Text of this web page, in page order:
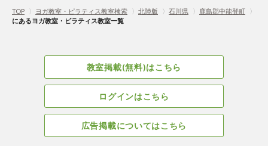
TOP 〉 ヨガ教室・ピラティス教室検索 〉 北陸版 〉 石川県 〉 鹿島郡中能登町
〉
にあるヨガ教室・ピラティス教室一覧
教室掲載(無料)はこちら
ログインはこちら
広告掲載についてはこちら